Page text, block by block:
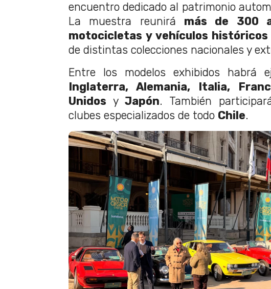
encuentro dedicado al patrimonio
La muestra reunirá más de 300
motocicletas y vehículos históricos
de distintas colecciones nacionales y
Entre los modelos exhibidos habrá
Inglaterra, Alemania, Italia,
Unidos yJapón. También
clubes especializados de todo Chile.